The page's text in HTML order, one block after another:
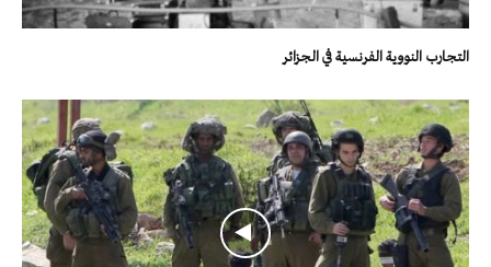
التجارب النووية الفرنسية في الجزائر